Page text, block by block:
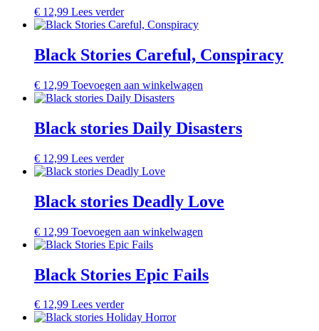
€ 12,99 Lees verder
Black Stories Careful, Conspiracy
€ 12,99 Toevoegen aan winkelwagen
Black stories Daily Disasters
€ 12,99 Lees verder
Black stories Deadly Love
€ 12,99 Toevoegen aan winkelwagen
Black Stories Epic Fails
€ 12,99 Lees verder